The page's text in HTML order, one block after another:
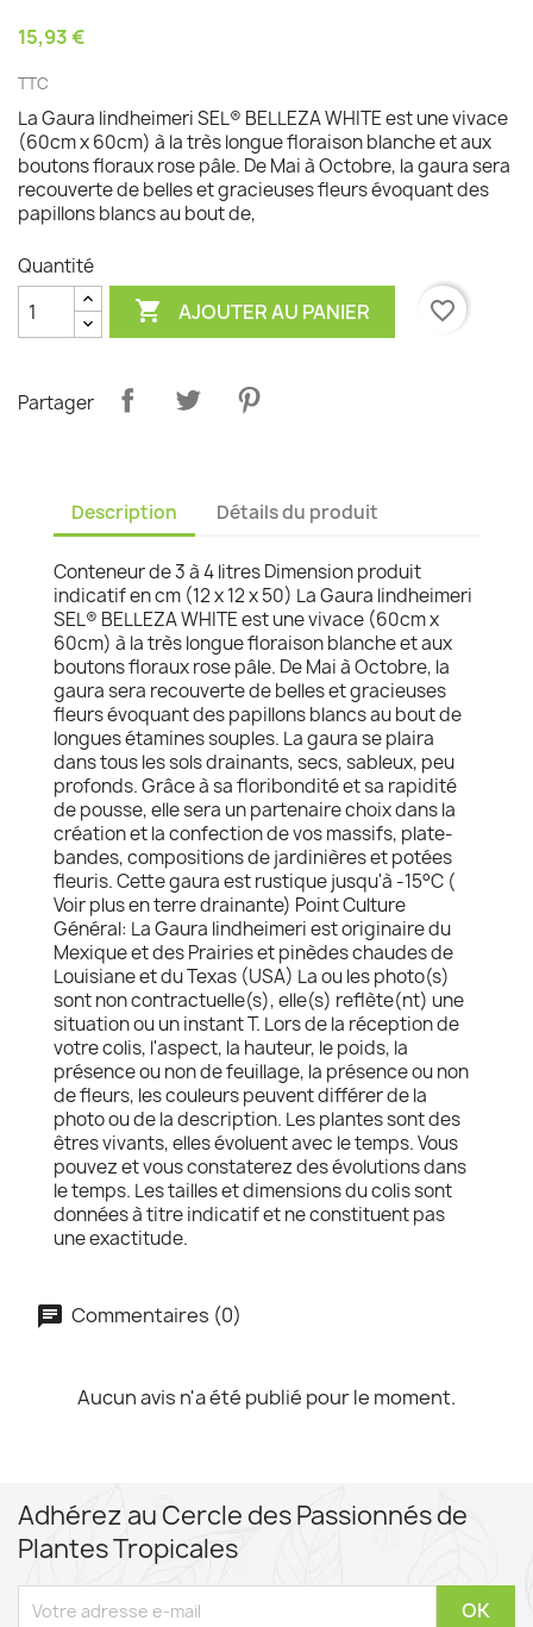
15,93 €
TTC
La Gaura lindheimeri SEL® BELLEZA WHITE est une vivace
(60cm x 60cm) à la très longue floraison blanche et aux
boutons floraux rose pâle. De Mai à Octobre, la gaura sera
recouverte de belles et gracieuses fleurs évoquant des
papillons blancs au bout de,
Quantité
 AJOUTER AU PANIER favorite_border
Partager
Description Détails du produit
Conteneur de 3 à 4 litres Dimension produit
indicatif en cm (12 x 12 x 50) La Gaura lindheimeri
SEL® BELLEZA WHITE est une vivace (60cm x
60cm) à la très longue floraison blanche et aux
boutons floraux rose pâle. De Mai à Octobre, la
gaura sera recouverte de belles et gracieuses
fleurs évoquant des papillons blancs au bout de
longues étamines souples. La gaura se plaira
dans tous les sols drainants, secs, sableux, peu
profonds. Grâce à sa floribondité et sa rapidité
de pousse, elle sera un partenaire choix dans la
création et la confection de vos massifs, plate-
bandes, compositions de jardinières et potées
fleuris. Cette gaura est rustique jusqu'à -15°C (
Voir plus en terre drainante) Point Culture
Général: La Gaura lindheimeri est originaire du
Mexique et des Prairies et pinèdes chaudes de
Louisiane et du Texas (USA) La ou les photo(s)
sont non contractuelle(s), elle(s) reflète(nt) une
situation ou un instant T. Lors de la réception de
votre colis, l'aspect, la hauteur, le poids, la
présence ou non de feuillage, la présence ou non
de fleurs, les couleurs peuvent différer de la
photo ou de la description. Les plantes sont des
êtres vivants, elles évoluent avec le temps. Vous
pouvez et vous constaterez des évolutions dans
le temps. Les tailles et dimensions du colis sont
données à titre indicatif et ne constituent pas
une exactitude.
Commentaires (0)
Aucun avis n'a été publié pour le moment.
Adhérez au Cercle des Passionnés de
Plantes Tropicales